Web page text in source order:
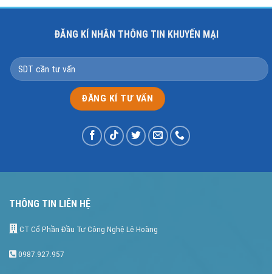
ĐĂNG KÍ NHÂN THÔNG TIN KHUYẾN MẠI
THÔNG TIN LIÊN HỆ
CT Cổ Phần Đầu Tư Công Nghệ Lê Hoàng
0987.927.957